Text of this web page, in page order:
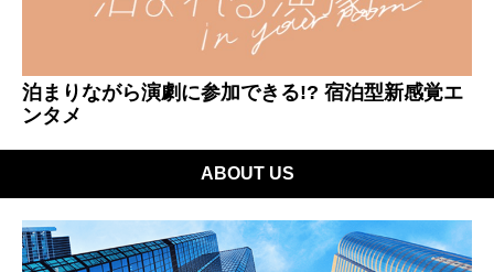
泊まりながら演劇に参加できる!? 宿泊型新感覚エ
ンタメ
ABOUT US